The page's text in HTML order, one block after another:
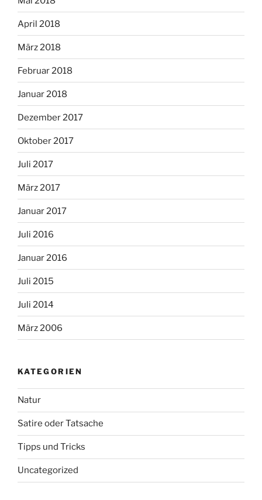
April 2018
März 2018
Februar 2018
Januar 2018
Dezember 2017
Oktober 2017
Juli 2017
März 2017
Januar 2017
Juli 2016
Januar 2016
Juli 2015
Juli 2014
März 2006
KATEGORIEN
Natur
Satire oder Tatsache
Tipps und Tricks
Uncategorized